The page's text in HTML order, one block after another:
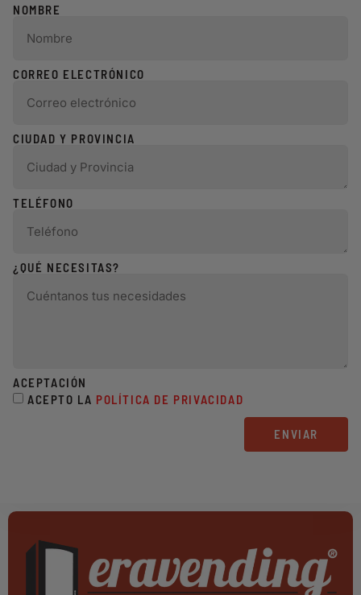
NOMBRE
CORREO ELECTRÓNICO
CIUDAD Y PROVINCIA
TELÉFONO
¿QUÉ NECESITAS?
ACEPTACIÓN
ACEPTO LA POLÍTICA DE PRIVACIDAD
ENVIAR